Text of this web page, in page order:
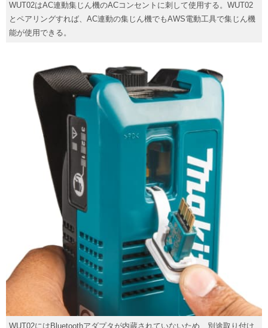
WUT02はAC連動集じん機のACコンセントに刺して使用する。WUT02
とペアリングすれば、AC連動の集じん機でもAWS電動工具で集じん機
能が使用できる。
WUT02にはBluetoothアダプタが内蔵されていないため、別途取り付け